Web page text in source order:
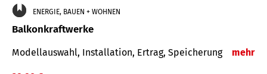
ENERGIE, BAUEN + WOHNEN
Balkonkraftwerke
Modellauswahl, Installation, Ertrag, Speicherung mehr